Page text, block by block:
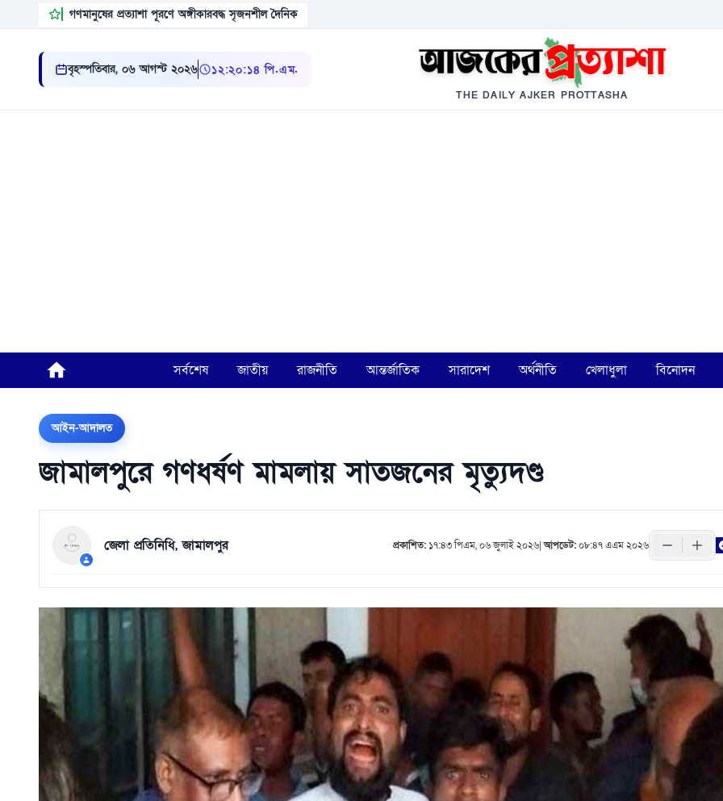
গণমানুষের প্রত্যাশা পূরণে অঙ্গীকারবদ্ধ সৃজনশীল দৈনিক
বৃহস্পতিবার, ০৬ আগস্ট ২০২৬ ১২ ২০ ১৫ পি.এম.
THE DAILY AJKER PROTTASHA
সর্বশেষ জাতীয় রাজনীতি আন্তর্জাতিক সারাদেশ অর্থনীতি খেলাধুলা বিনোদন
আইন-আদালত
জামালপুরে গণধর্ষণ মামলায় সাতজনের মৃত্যুদণ্ড
জেলা প্রতিনিধি, জামালপুর প্রকাশিত: ১৭:৪৩ পিএম, ০৬ জুলাই ২০২৬|আপডেট:০৮:৪৭ এএম ২০২৬